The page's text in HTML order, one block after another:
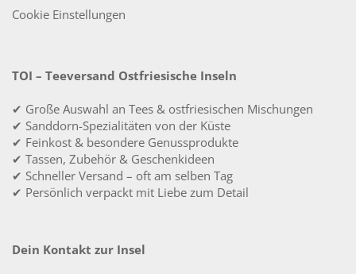
Cookie Einstellungen
TOI – Teeversand Ostfriesische Inseln
✔ Große Auswahl an Tees & ostfriesischen Mischungen
✔ Sanddorn-Spezialitäten von der Küste
✔ Feinkost & besondere Genussprodukte
✔ Tassen, Zubehör & Geschenkideen
✔ Schneller Versand – oft am selben Tag
✔ Persönlich verpackt mit Liebe zum Detail
Dein Kontakt zur Insel